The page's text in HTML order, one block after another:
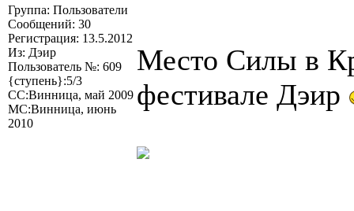
Группа: Пользователи
Сообщений: 30
Регистрация: 13.5.2012
Из: Дэир
Пользователь №: 609
{ступень}:5/3
СС:Винница, май 2009
МС:Винница, июнь
2010
Место Силы в
фестивале Дэир